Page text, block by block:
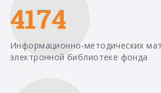
4174
Информационно-методических
электронной библиотеке фонда